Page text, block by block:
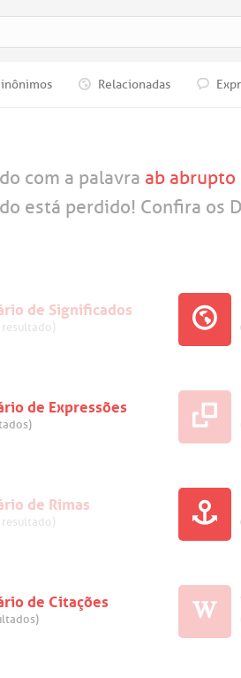
Relacionadas
com a palavra ab abrupto
está perdido! Confira os
de Significados
de Expressões
de Rimas
de Citações